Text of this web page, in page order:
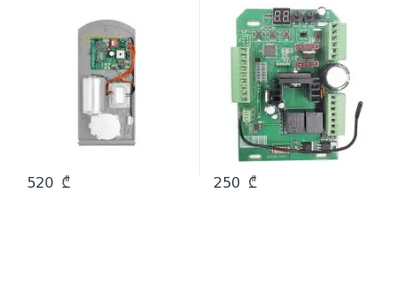
520₾ 250₾